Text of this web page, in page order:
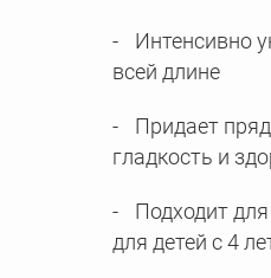
Интенсивно
всей длине
Придает
гладкость и
Подходит
для детей с 4